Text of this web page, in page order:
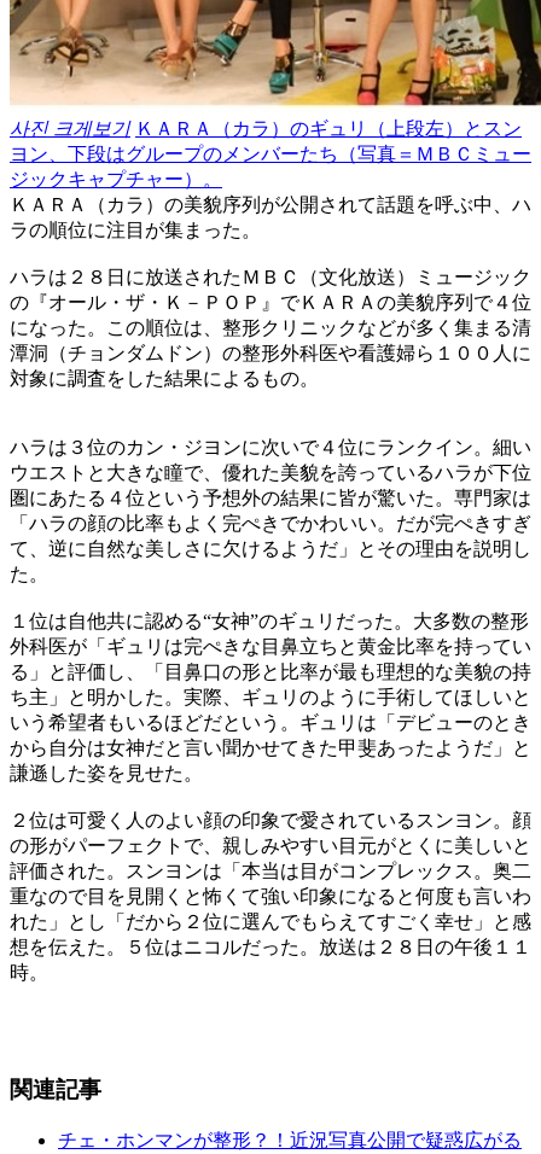
사진 크게보기 ＫＡＲＡ（カラ）のギュリ（上段左）とスン
ヨン、下段はグループのメンバーたち（写真＝ＭＢＣミュー
ジックキャプチャー）。
ＫＡＲＡ（カラ）の美貌序列が公開されて話題を呼ぶ中、ハ
ラの順位に注目が集まった。
ハラは２８日に放送されたＭＢＣ（文化放送）ミュージック
の『オール・ザ・Ｋ－ＰＯＰ』でＫＡＲＡの美貌序列で４位
になった。この順位は、整形クリニックなどが多く集まる清
潭洞（チョンダムドン）の整形外科医や看護婦ら１００人に
対象に調査をした結果によるもの。
ハラは３位のカン・ジヨンに次いで４位にランクイン。細い
ウエストと大きな瞳で、優れた美貌を誇っているハラが下位
圏にあたる４位という予想外の結果に皆が驚いた。専門家は
「ハラの顔の比率もよく完ぺきでかわいい。だが完ぺきすぎ
て、逆に自然な美しさに欠けるようだ」とその理由を説明し
た。
１位は自他共に認める“女神”のギュリだった。大多数の整形
外科医が「ギュリは完ぺきな目鼻立ちと黄金比率を持ってい
る」と評価し、「目鼻口の形と比率が最も理想的な美貌の持
ち主」と明かした。実際、ギュリのように手術してほしいと
いう希望者もいるほどだという。ギュリは「デビューのとき
から自分は女神だと言い聞かせてきた甲斐あったようだ」と
謙遜した姿を見せた。
２位は可愛く人のよい顔の印象で愛されているスンヨン。顔
の形がパーフェクトで、親しみやすい目元がとくに美しいと
評価された。スンヨンは「本当は目がコンプレックス。奥二
重なので目を見開くと怖くて強い印象になると何度も言いわ
れた」とし「だから２位に選んでもらえてすごく幸せ」と感
想を伝えた。５位はニコルだった。放送は２８日の午後１１
時。
関連記事
チェ・ホンマンが整形？！近況写真公開で疑惑広がる